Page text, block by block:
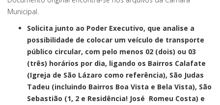
Municipal.
Solicita junto ao Poder Executivo, que analise a
possibilidade de colocar um veículo de transporte
público circular, com pelo menos 02 (dois) ou 03
(três) horários por dia, ligando os Bairros Calafate
(Igreja de São Lázaro como referência), São Judas
Tadeu (incluindo Bairros Boa Vista e Bela Vista), São
Sebastião (1, 2 e Residência! José Romeu Costa) e